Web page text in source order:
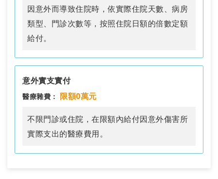
5. 肋骨 0萬元 0萬元 0萬元
6. 鎖骨
7. 橈骨或尺骨 0萬元 0萬元 0萬元
8. 膝蓋骨
9. 肩胛骨 0萬元
10. 椎骨
(包括胸椎、
腰椎及尾骨)
0萬元
因意外而導致住院時，依實際住院天數、病房
類型、門診次數等，按照住院日額的倍數定額
給付。
意外實支實付
醫療雜費： 限額0萬元
不限門診或住院，在限額內給付因意外傷害所
實際支出的醫療費用。